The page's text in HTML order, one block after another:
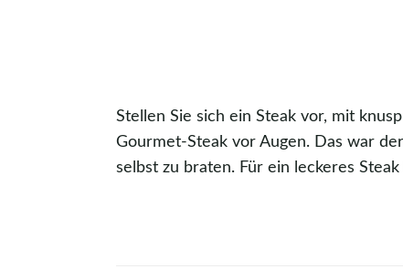
Stellen Sie sich ein Steak vor, mit
Gourmet-Steak vor Augen. Das war
selbst zu braten. Für ein leckeres